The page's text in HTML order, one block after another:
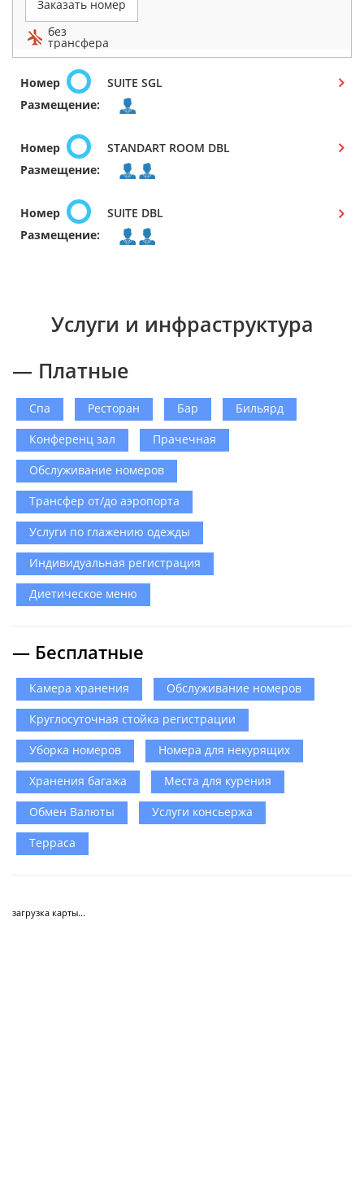
Заказать номер
без
трансфера
Номер
SUITE SGL
Размещение:
Номер
STANDART ROOM DBL
Размещение:
Номер
SUITE DBL
Размещение:
Услуги и инфраструктура
— Платные
Спа Ресторан Бар
Бильярд
Конференц зал
Прачечная
Обслуживание номеров
Трансфер от/до аэропорта
Услуги по глажению одежды
Индивидуальная регистрация
Диетическое меню
— Бесплатные
Камера хранения
Обслуживание номеров
Круглосуточная стойка регистрации
Уборка номеров
Номера для некурящих
Хранения багажа
Места для курения
Обмен Валюты
Услуги консьержа
Терраса
загрузка карты...